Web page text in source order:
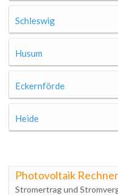
Schleswig
Husum
Eckernförde
Heide
Photovoltaik Rechner
Stromertrag und